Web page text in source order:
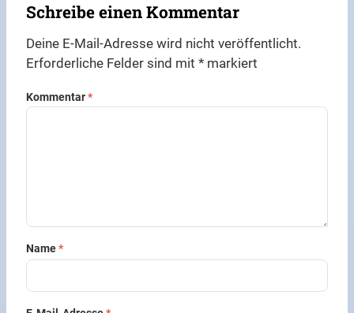
Schreibe einen Kommentar
Deine E-Mail-Adresse wird nicht veröffentlicht.
Erforderliche Felder sind mit* markiert
Kommentar*
Name*